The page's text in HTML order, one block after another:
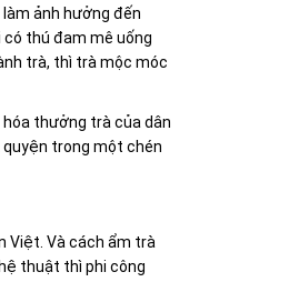
ảnh hưởng đến
có thú đam mê uống
trà, thì trà mộc móc
thưởng trà của dân
trong một chén
Việt. Và cách ẩm trà
thuật thì phi công